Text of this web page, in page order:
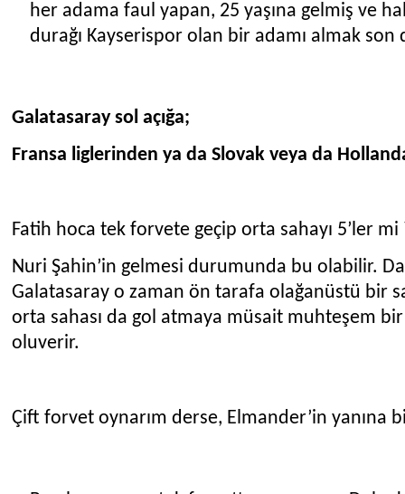
her adama faul yapan, 25 yaşına gelmiş ve
durağı Kayserispor olan bir adamı almak son
Galatasaray sol açığa;
Fransa liglerinden ya da Slovak veya da
Fatih hoca tek forvete geçip orta sahayı 5’ler mi
Nuri Şahin’in gelmesi durumunda bu olabilir.
Galatasaray o zaman ön tarafa olağanüstü bir
orta sahası da gol atmaya müsait muhteşem
oluverir.
Çift forvet oynarım derse, Elmander’in yanına